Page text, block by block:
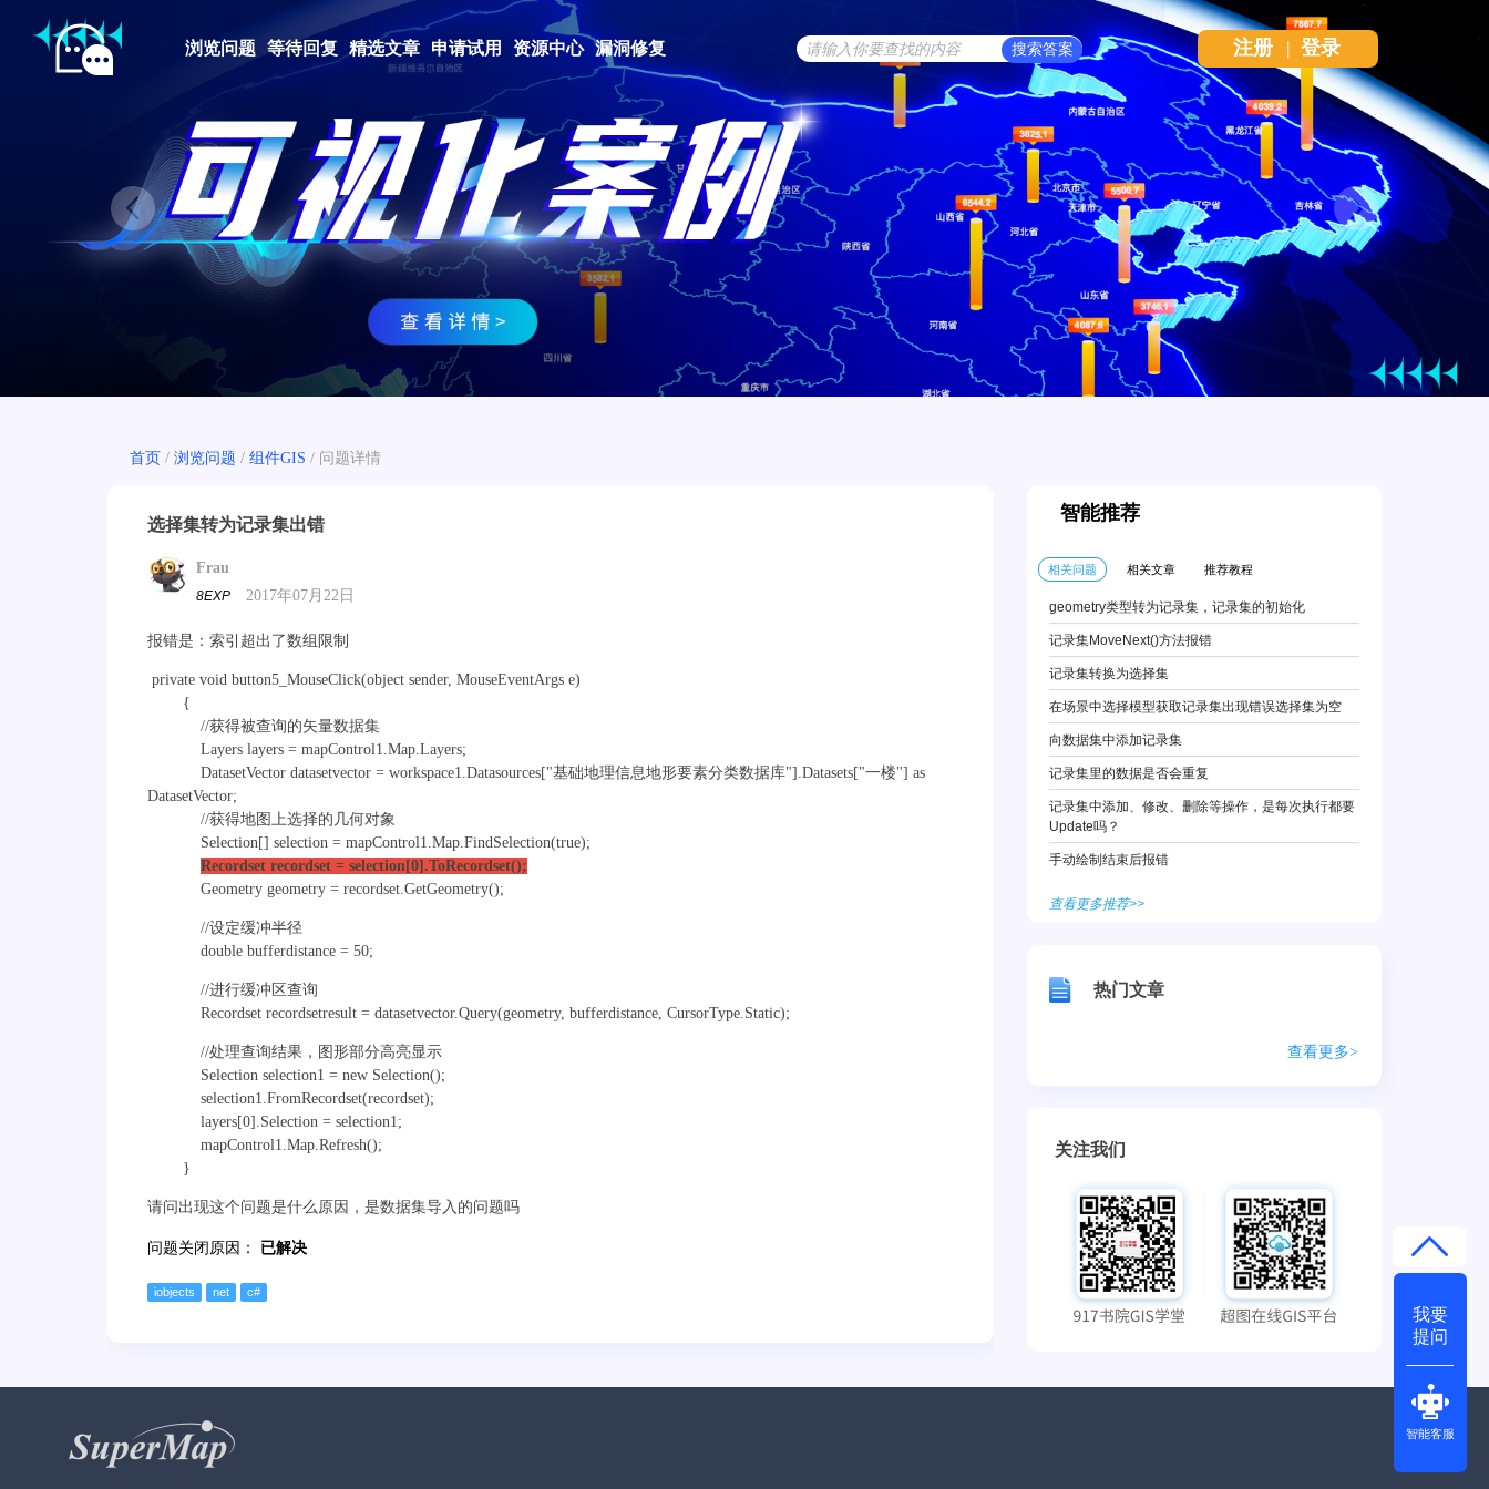
Next
Prev
浏览问题 等待回复 精选文章 申请试用 资源中心 漏洞修复 注册 | 登录
我要
提问
智能客服
首页 / 浏览问题 / 组件GIS / 问题详情
选择集转为记录集出错
Frau
8EXP 2017年07月22日
报错是：索引超出了数组限制
private void button5_MouseClick(object sender, MouseEventArgs e)
{
//获得被查询的矢量数据集
Layers layers = mapControl1.Map.Layers;
DatasetVector datasetvector = workspace1.Datasources["基础地理信息地形要素分类数据库"].Datasets["一楼"] as
DatasetVector;
//获得地图上选择的几何对象
Selection[] selection = mapControl1.Map.FindSelection(true);
Recordset recordset = selection[0].ToRecordset();
Geometry geometry = recordset.GetGeometry();
//设定缓冲半径
double bufferdistance = 50;
//进行缓冲区查询
Recordset recordsetresult = datasetvector.Query(geometry, bufferdistance, CursorType.Static);
//处理查询结果，图形部分高亮显示
Selection selection1 = new Selection();
selection1.FromRecordset(recordset);
layers[0].Selection = selection1;
mapControl1.Map.Refresh();
}
请问出现这个问题是什么原因，是数据集导入的问题吗
问题关闭原因： 已解决
iobjects net c#
智能推荐
相关问题 相关文章 推荐教程
geometry类型转为记录集，记录集的初始化
记录集MoveNext()方法报错
记录集转换为选择集
在场景中选择模型获取记录集出现错误选择集为空
向数据集中添加记录集
记录集里的数据是否会重复
记录集中添加、修改、删除等操作，是每次执行都要
Update吗？
手动绘制结束后报错
查看更多推荐>>
热门文章
查看更多>
关注我们